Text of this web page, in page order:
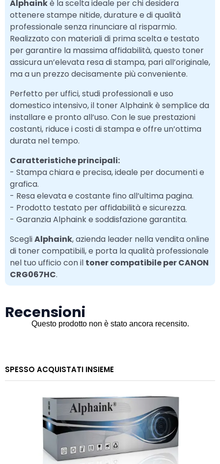
Alphainkè la scelta ideale per chi desidera
ottenere stampe nitide, durature e di qualità
professionale senza rinunciare al risparmio.
Realizzato con materiali di prima scelta e testato
per garantire la massima affidabilità, questo toner
assicura un’elevata resa di stampa, pari all’originale,
ma a un prezzo decisamente più conveniente.
Perfetto per uffici, studi professionali e uso
domestico intensivo, il toner Alphaink è semplice da
installare e pronto all’uso. Con le sue prestazioni
costanti, riduce i costi di stampa e offre un’ottima
durata nel tempo.
Caratteristiche principali:
- Stampa chiara e precisa, ideale per documenti e
grafica.
- Resa elevata e costante fino all’ultima pagina.
- Prodotto testato per affidabilità e sicurezza.
- Garanzia Alphaink e soddisfazione garantita.
ScegliAlphaink, azienda leader nella vendita online
di toner compatibili, e porta la qualità professionale
nel tuo ufficio con il toner compatibile per CANON
CRG067HC.
Recensioni
SPESSO ACQUISTATI INSIEME